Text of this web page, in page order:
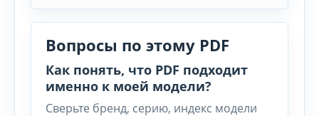
Вопросы по этому PDF
Как понять, что PDF подходит
именно к моей модели?
Сверьте бренд, серию, индекс модели